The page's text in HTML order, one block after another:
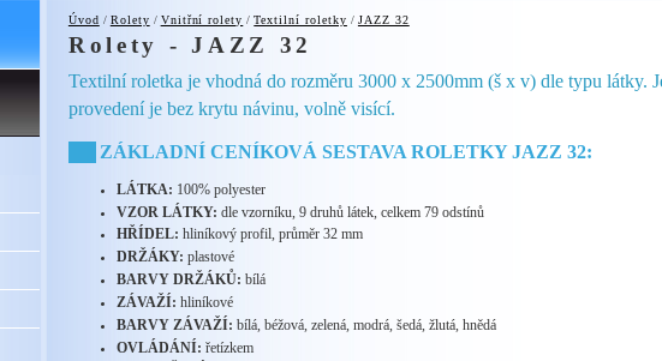
Úvod / Rolety / Vnitřní rolety /Textilní roletky / JAZZ 32
Rolety - JAZZ 32
Textilní roletka je vhodná do rozměru 3000 x 2500mm (š x v) dle typu látky.
provedení je bez krytu návinu, volně visící.
ZÁKLADNÍ CENÍKOVÁ SESTAVA ROLETKY JAZZ 32:
LÁTKA: 100% polyester
VZOR LÁTKY: dle vzorníku, 9 druhů látek, celkem 79 odstínů
HŘÍDEL: hliníkový profil, průměr 32 mm
DRŽÁKY: plastové
BARVY DRŽÁKŮ: bílá
ZÁVAŽÍ: hliníkové
BARVY ZÁVAŽÍ: bílá, béžová, zelená, modrá, šedá, žlutá, hnědá
OVLÁDÁNÍ: řetízkem